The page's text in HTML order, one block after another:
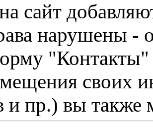
сайт
нарушены -
"Контакты"
своих
и пр.) вы также